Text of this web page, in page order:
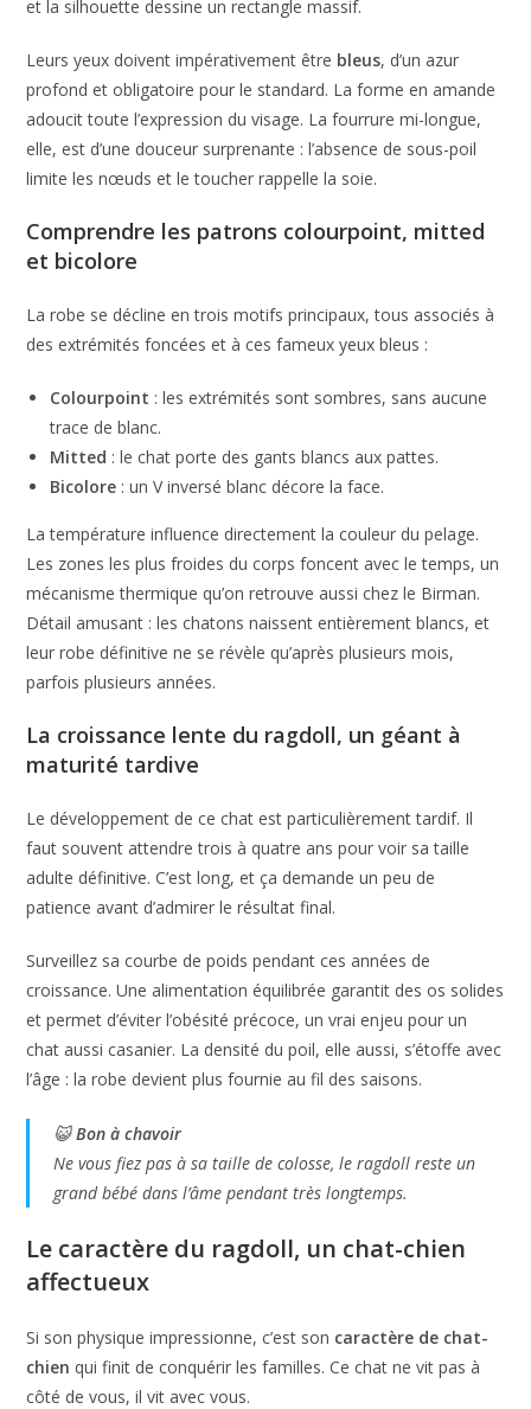
et la silhouette dessine un rectangle massif.
Leurs yeux doivent impérativement être bleus, d’un azur
profond et obligatoire pour le standard. La forme en amande
adoucit toute l’expression du visage. La fourrure mi-longue,
elle, est d’une douceur surprenante : l’absence de sous-poil
limite les nœuds et le toucher rappelle la soie.
Comprendre les patrons colourpoint, mitted
et bicolore
La robe se décline en trois motifs principaux, tous associés à
des extrémités foncées et à ces fameux yeux bleus :
Colourpoint : les extrémités sont sombres, sans aucune
trace de blanc.
Mitted : le chat porte des gants blancs aux pattes.
Bicolore : un V inversé blanc décore la face.
La température influence directement la couleur du pelage.
Les zones les plus froides du corps foncent avec le temps, un
mécanisme thermique qu’on retrouve aussi chez le Birman.
Détail amusant : les chatons naissent entièrement blancs, et
leur robe définitive ne se révèle qu’après plusieurs mois,
parfois plusieurs années.
La croissance lente du ragdoll, un géant à
maturité tardive
Le développement de ce chat est particulièrement tardif. Il
faut souvent attendre trois à quatre ans pour voir sa taille
adulte définitive. C’est long, et ça demande un peu de
patience avant d’admirer le résultat final.
Surveillez sa courbe de poids pendant ces années de
croissance. Une alimentation équilibrée garantit des os solides
et permet d’éviter l’obésité précoce, un vrai enjeu pour un
chat aussi casanier. La densité du poil, elle aussi, s’étoffe avec
l’âge : la robe devient plus fournie au fil des saisons.
😺Bon à chavoir
Ne vous fiez pas à sa taille de colosse, le ragdoll reste un
grand bébé dans l’âme pendant très longtemps.
Le caractère du ragdoll, un chat-chien
affectueux
Si son physique impressionne, c’est son caractère de chat-
chien qui finit de conquérir les familles. Ce chat ne vit pas à
côté de vous, il vit avec vous.